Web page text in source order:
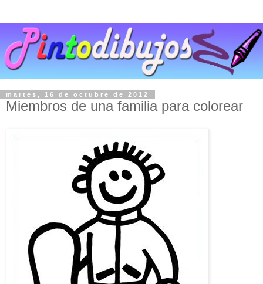
martes, 16 de octubre de 2012
Miembros de una familia para colorear